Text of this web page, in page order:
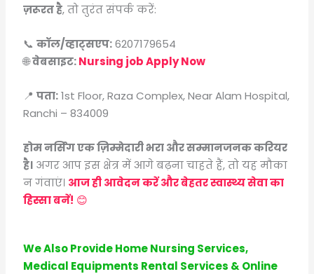
ज़रूरत है, तो तुरंत संपर्क करें:
📞कॉल/व्हाट्सएप:6207179654
🌐वेबसाइट:Nursing job Apply Now
📍पता:1st Floor, Raza Complex, Near Alam Hospital,
Ranchi – 834009
होम नर्सिंग एक ज़िम्मेदारी भरा और सम्मानजनक करियर
है। अगर आप इस क्षेत्र में आगे बढ़ना चाहते हैं, तो यह मौका
न गंवाएं। आज ही आवेदन करें और बेहतर स्वास्थ्य सेवा का
हिस्सा बनें! 😊
We Also Provide Home Nursing Services,
Medical Equipments Rental Services & Online